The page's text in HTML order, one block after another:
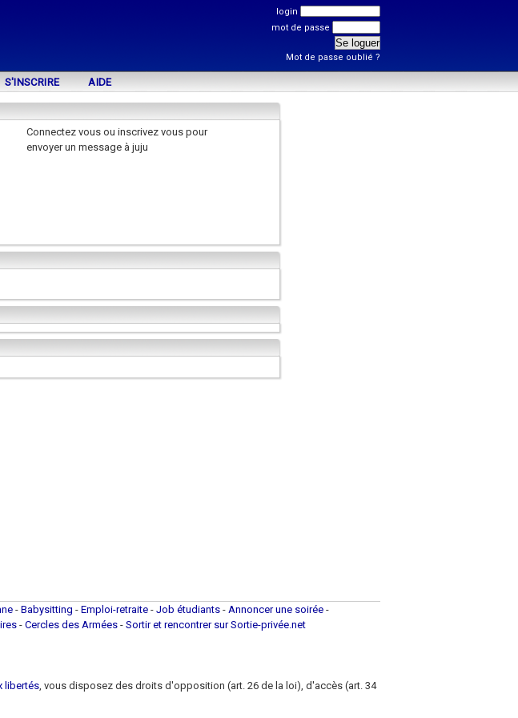
login
mot de passe
Mot de passe oublié ?
S'INSCRIRE AIDE
Connectez vous ou inscrivez vous pour
envoyer un message à juju
- Babysitting - Emploi-retraite - Job étudiants - Annoncer une soirée -
- Cercles des Armées - Sortir et rencontrer sur Sortie-privée.net
libertés, vous disposez des droits d'opposition (art. 26 de la loi), d'accès (art. 34